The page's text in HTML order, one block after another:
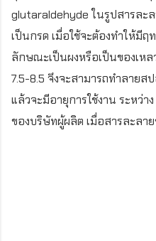
glutaraldehyde ในรูปสารละ
เป็นกรด เมื่อใช้จะต้องทำให้มี
ลักษณะเป็นผงหรือเป็นของเหล
7.5-8.5 จึงจะสามารถทำลาย
แล้วจะมีอายุการใช้งาน ระหว่
ของบริษัทผู้ผลิต เมื่อสารละลา